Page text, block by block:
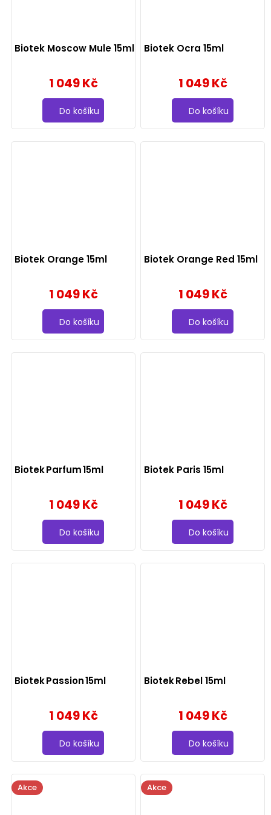
Biotek Moscow Mule 15ml
1 049 Kč
Do košíku
Biotek Ocra 15ml
1 049 Kč
Do košíku
Biotek Orange 15ml
1 049 Kč
Do košíku
Biotek Orange Red 15ml
1 049 Kč
Do košíku
Biotek Parfum 15ml
1 049 Kč
Do košíku
Biotek Paris 15ml
1 049 Kč
Do košíku
Biotek Passion 15ml
1 049 Kč
Do košíku
Biotek Rebel 15ml
1 049 Kč
Do košíku
Akce Akce